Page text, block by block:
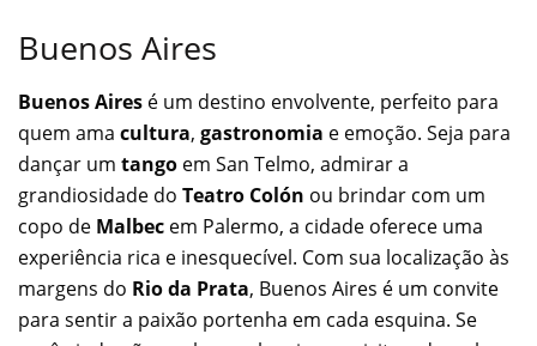
Buenos Aires
Buenos Aires é um destino envolvente, perfeito para
quem ama cultura, gastronomia e emoção. Seja para
dançar um tango em San Telmo, admirar a
grandiosidade do Teatro Colón ou brindar com um
copo de Malbec em Palermo, a cidade oferece uma
experiência rica e inesquecível. Com sua localização às
margens do Rio da Prata, Buenos Aires é um convite
para sentir a paixão portenha em cada esquina. Se